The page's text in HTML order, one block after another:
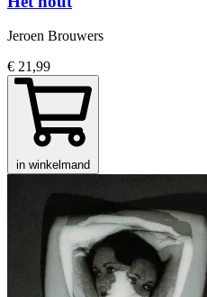
Jeroen Brouwers
€ 21,99
in winkelmand